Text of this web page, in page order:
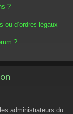
?
ou d’ordres légaux
?
administrateurs du